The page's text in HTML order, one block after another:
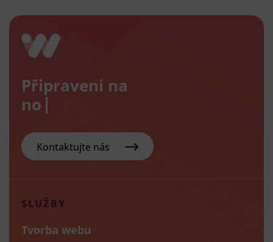
Připraveni na
nový e-
Kontaktujte nás
SLUŽBY
Tvorba webu